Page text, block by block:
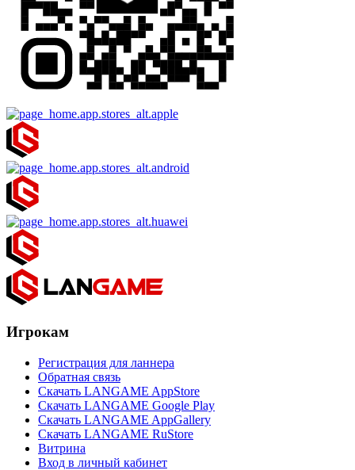
Игрокам
Регистрация для ланнера
Обратная связь
Скачать LANGAME AppStore
Скачать LANGAME Google Play
Скачать LANGAME AppGallery
Скачать LANGAME RuStore
Витрина
Вход в личный кабинет